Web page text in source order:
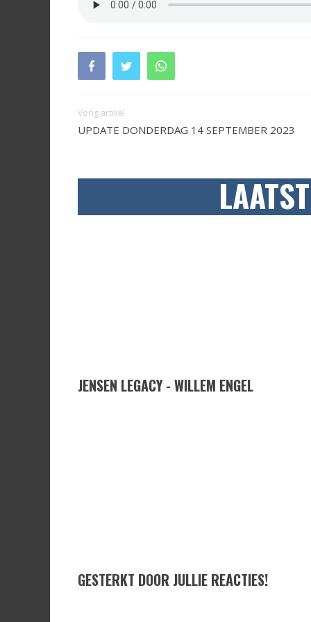
Vorig artikel
UPDATE DONDERDAG 14 SEPTEMBER 2023
JENSEN LEGACY - WILLEM ENGEL
GESTERKT DOOR JULLIE REACTIES!